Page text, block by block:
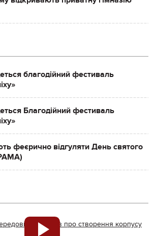
благодійний фестиваль
Благодійний фестиваль
феєрично відгуляти День святого